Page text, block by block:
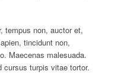
tempus non, auctor et,
tincidunt non,
Maecenas malesuada.
cursus turpis vitae tortor.